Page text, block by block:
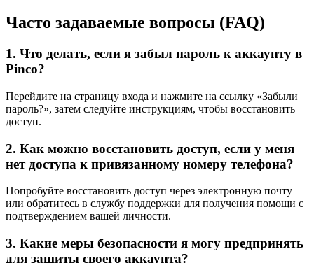
Часто задаваемые вопросы (FAQ)
1. Что делать, если я забыл пароль к аккаунту в
Pinco?
Перейдите на страницу входа и нажмите на ссылку «Забыли
пароль?», затем следуйте инструкциям, чтобы восстановить
доступ.
2. Как можно восстановить доступ, если у меня
нет доступа к привязанному номеру телефона?
Попробуйте восстановить доступ через электронную почту
или обратитесь в службу поддержки для получения помощи с
подтверждением вашей личности.
3. Какие меры безопасности я могу предпринять
для защиты своего аккаунта?